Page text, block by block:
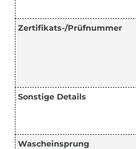
Zertifikats-/Prüfnummer
Sonstige Details
Wascheinsprung